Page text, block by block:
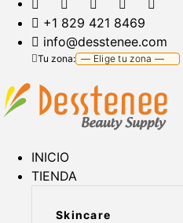
+1 829 421 8469
info@desstenee.com
Tu zona:
INICIO
TIENDA
Skincare